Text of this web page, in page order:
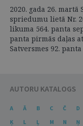
2020. gada 26.
spriedumu lietā Nr.
likuma 564. panta
panta pirmās daļas
Satversmes 92.
AUTORU KATALOGS
A Ā B C Č D
Ķ
L Ļ M N Ņ